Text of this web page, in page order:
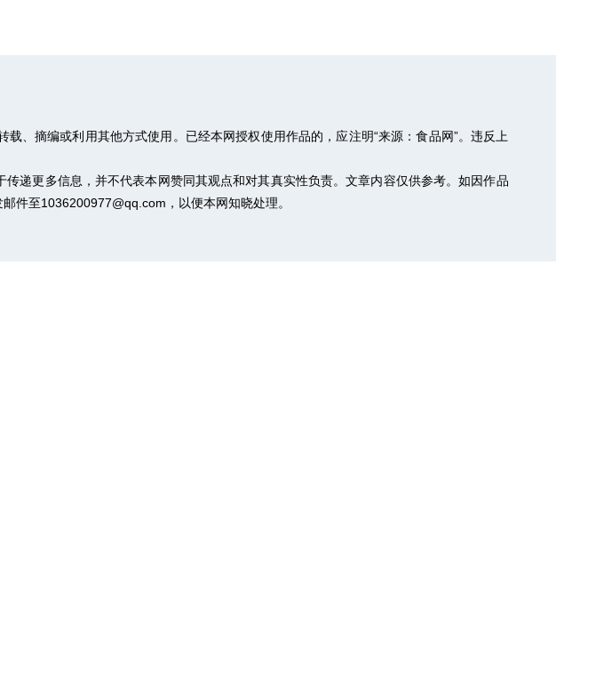
、摘编或利用其他方式使用。已经本网授权使用作品的，应注明“来源：食品网”。违反上
递更多信息，并不代表本网赞同其观点和对其真实性负责。文章内容仅供参考。如因作品
件至1036200977@qq.com，以便本网知晓处理。